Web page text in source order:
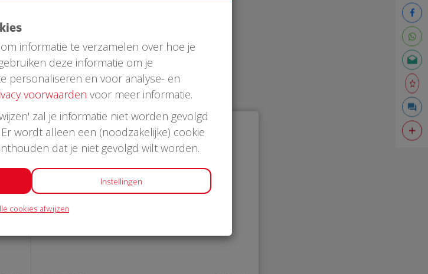
donaties
€ 10
informatie te verzamelen over hoe je
deze informatie om je
personaliseren en voor analyse- en
voorwaarden voor meer informatie.
zal je informatie niet worden gevolgd
wordt alleen een (noodzakelijke) cookie
dat je niet gevolgd wilt worden.
Instellingen
cookies afwijzen